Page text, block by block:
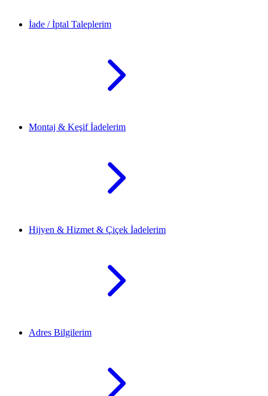
İade / İptal Taleplerim
Montaj & Keşif İadelerim
Hijyen & Hizmet & Çiçek İadelerim
Adres Bilgilerim